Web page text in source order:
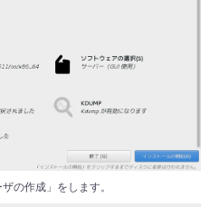
の作成」をします。